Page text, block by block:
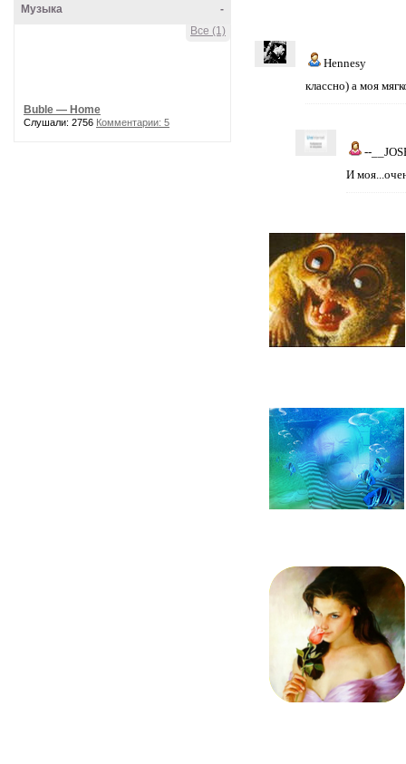
-
Музыка
Все (1)
Buble — Home
Слушали: 2756 Комментарии: 5
Hennesy
классно) а моя
--
И